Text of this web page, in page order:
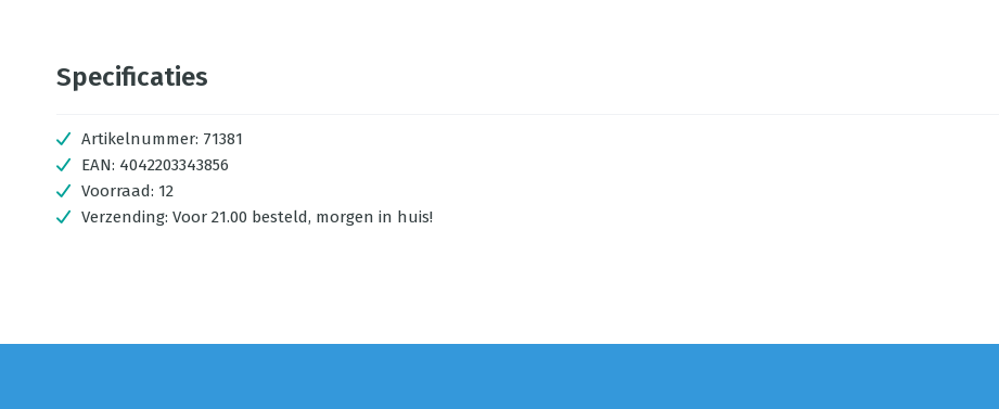
Specificaties
Artikelnummer: 71381
EAN: 4042203343856
Voorraad: 12
Verzending: Voor 21.00 besteld, morgen in huis!